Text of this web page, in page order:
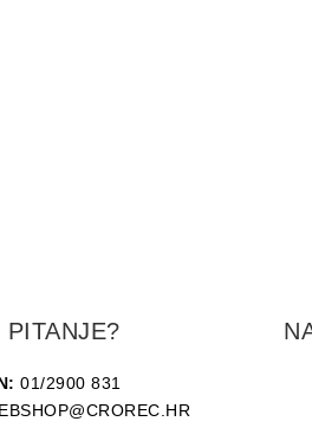
PITANJE?
01/2900 831